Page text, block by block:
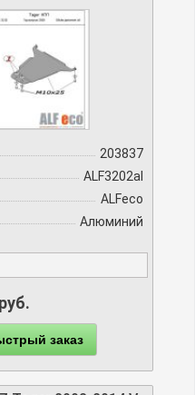
203837
ALF3202al
ALFeco
Алюминий
заказ